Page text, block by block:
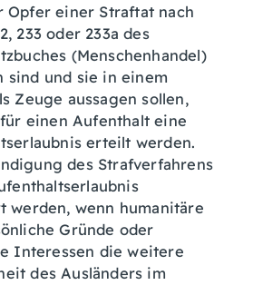
Opfer einer Straftat nach
233 oder 233a des
(Menschenhandel)
sind und sie in einem
Zeuge aussagen sollen,
einen Aufenthalt eine
erteilt werden.
des Strafverfahrens
werden, wenn humanitäre
Gründe oder
Interessen die weitere
des Ausländers im